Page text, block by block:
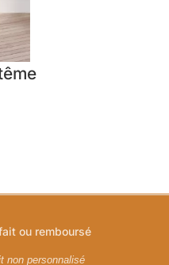
ou remboursé
non personnalisé